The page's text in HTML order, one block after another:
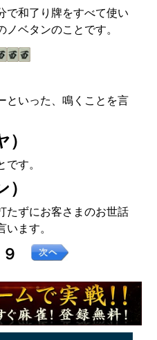
和了り牌をすべて使い
ベタンのことです。
いった、鳴くことを言
す。
ずにお客さまのお世話
います。